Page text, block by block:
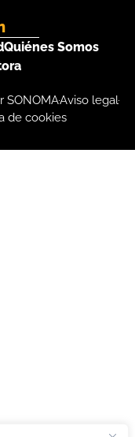
Quiénes Somos
SONOMAAviso legal
de cookies